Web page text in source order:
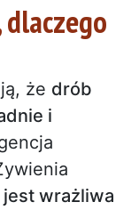
że drób
i
jest wrażliwa